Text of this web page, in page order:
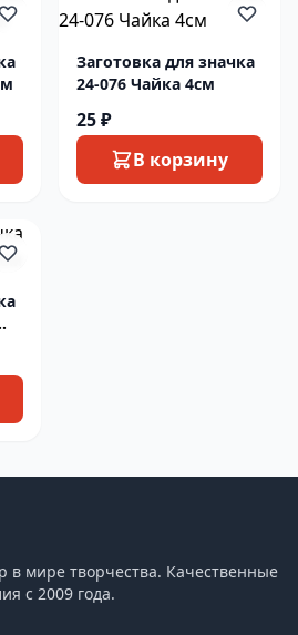
Заготовка для значка
24-076 Чайка 4см
25 ₽
В корзину
мире творчества. Качественные
с 2009 года.